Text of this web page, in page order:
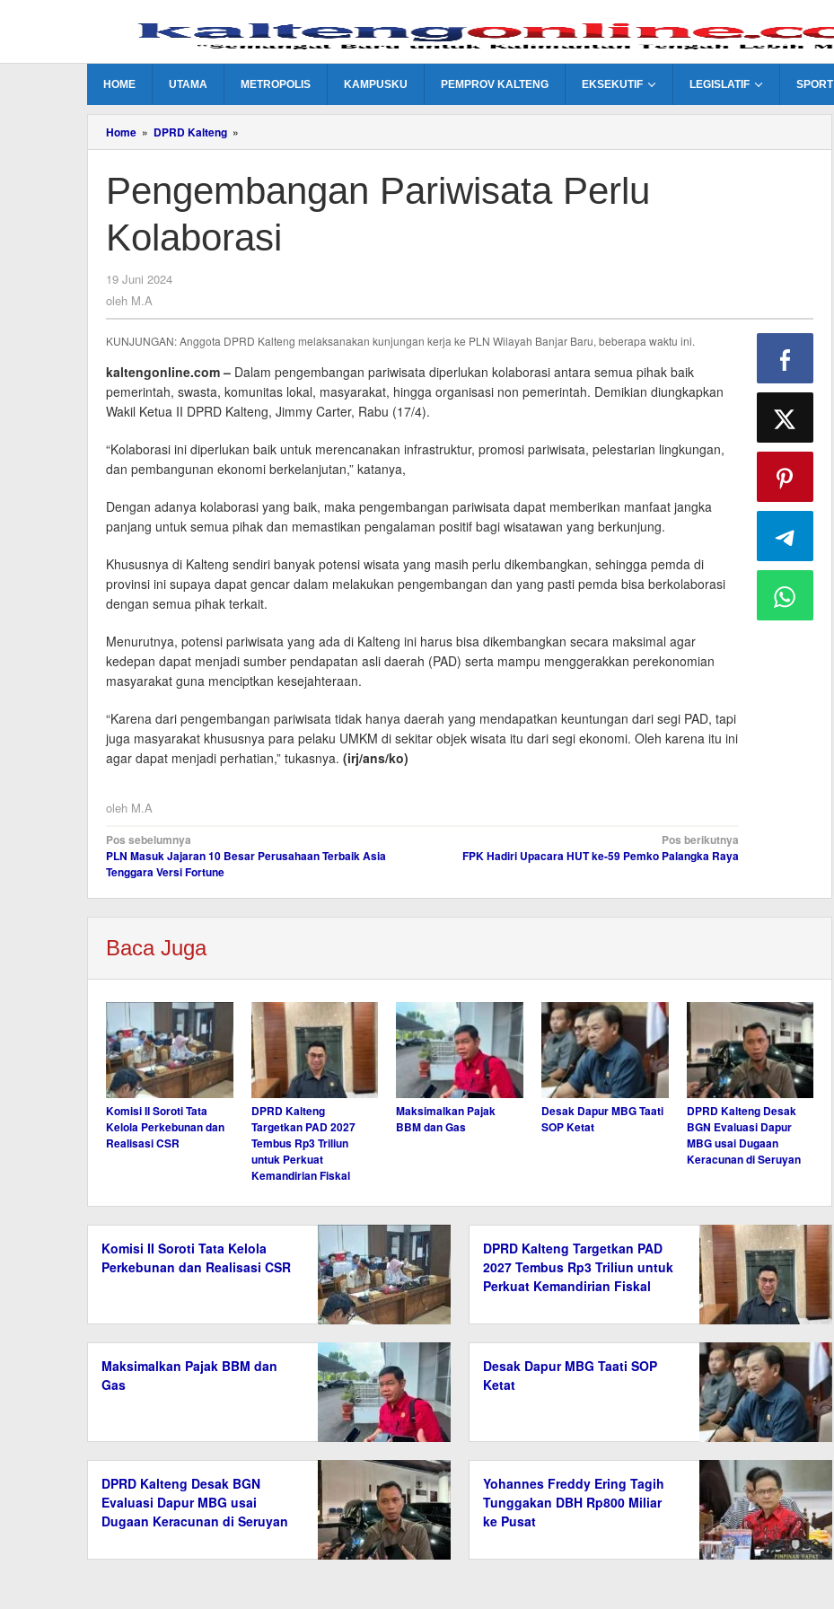
HOME UTAMA METROPOLIS KAMPUSKU PEMPROV KALTENG EKSEKUTIF LEGISLATIF SPORT
Home » DPRD Kalteng »
Pariwisata
Kolaborasi
Pengembangan Pariwisata Perlu
Kolaborasi
19 Juni 2024
oleh M.A
KUNJUNGAN: Anggota DPRD Kalteng melaksanakan kunjungan kerja ke PLN Wilayah Banjar Baru, beberapa waktu ini.
kaltengonline.com – Dalam pengembangan pariwisata diperlukan kolaborasi antara semua pihak baik
pemerintah, swasta, komunitas lokal, masyarakat, hingga organisasi non pemerintah. Demikian diungkapkan
Wakil Ketua II DPRD Kalteng, Jimmy Carter, Rabu (17/4).
“Kolaborasi ini diperlukan baik untuk merencanakan infrastruktur, promosi pariwisata, pelestarian lingkungan,
dan pembangunan ekonomi berkelanjutan,” katanya,
Dengan adanya kolaborasi yang baik, maka pengembangan pariwisata dapat memberikan manfaat jangka
panjang untuk semua pihak dan memastikan pengalaman positif bagi wisatawan yang berkunjung.
Khususnya di Kalteng sendiri banyak potensi wisata yang masih perlu dikembangkan, sehingga pemda di
provinsi ini supaya dapat gencar dalam melakukan pengembangan dan yang pasti pemda bisa berkolaborasi
dengan semua pihak terkait.
Menurutnya, potensi pariwisata yang ada di Kalteng ini harus bisa dikembangkan secara maksimal agar
kedepan dapat menjadi sumber pendapatan asli daerah (PAD) serta mampu menggerakkan perekonomian
masyarakat guna menciptkan kesejahteraan.
“Karena dari pengembangan pariwisata tidak hanya daerah yang mendapatkan keuntungan dari segi PAD, tapi
juga masyarakat khususnya para pelaku UMKM di sekitar objek wisata itu dari segi ekonomi. Oleh karena itu ini
agar dapat menjadi perhatian,” tukasnya. (irj/ans/ko)
oleh M.A
Navigasi
pos
Pos sebelumnya
PLN Masuk Jajaran 10 Besar Perusahaan Terbaik Asia
Tenggara Versi Fortune
Pos berikutnya
FPK Hadiri Upacara HUT ke-59 Pemko Palangka Raya
Baca Juga
Komisi II Soroti Tata
Kelola Perkebunan dan
Realisasi CSR
DPRD Kalteng
Targetkan PAD 2027
Tembus Rp3 Triliun
untuk Perkuat
Kemandirian Fiskal
Maksimalkan Pajak
BBM dan Gas
Desak Dapur MBG Taati
SOP Ketat
DPRD Kalteng Desak
BGN Evaluasi Dapur
MBG usai Dugaan
Keracunan di Seruyan
Komisi II Soroti Tata Kelola
Perkebunan dan Realisasi CSR
DPRD Kalteng Targetkan PAD
2027 Tembus Rp3 Triliun untuk
Perkuat Kemandirian Fiskal
Maksimalkan Pajak BBM dan
Gas
Desak Dapur MBG Taati SOP
Ketat
DPRD Kalteng Desak BGN
Evaluasi Dapur MBG usai
Dugaan Keracunan di Seruyan
Yohannes Freddy Ering Tagih
Tunggakan DBH Rp800 Miliar
ke Pusat